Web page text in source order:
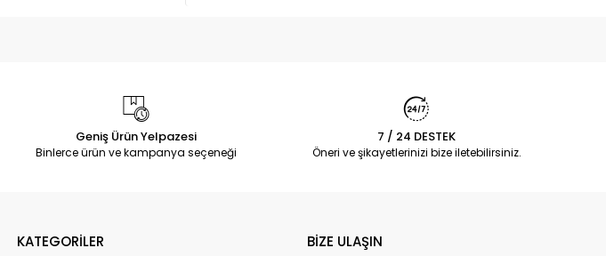
Geniş Ürün Yelpazesi
Binlerce ürün ve kampanya seçeneği
7 / 24 DESTEK
Öneri ve şikayetlerinizi bize iletebilirsiniz.
KATEGORİLER BİZE ULAŞIN